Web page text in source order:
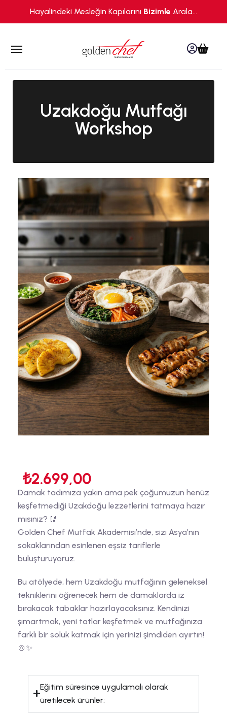
Hayalindeki Mesleğin Kapılarını Bizimle Arala...
Menüyü aç
Uzakdoğu Mutfağı
Workshop
₺2.699,00
Damak tadımıza yakın ama pek çoğumuzun henüz
keşfetmediği Uzakdoğu lezzetlerini tatmaya hazır
mısınız? 🥢
Golden Chef Mutfak Akademisi’nde, sizi Asya’nın
sokaklarından esinlenen eşsiz tariflerle
buluşturuyoruz.
Bu atölyede, hem Uzakdoğu mutfağının geleneksel
tekniklerini öğrenecek hem de damaklarda iz
bırakacak tabaklar hazırlayacaksınız. Kendinizi
şımartmak, yeni tatlar keşfetmek ve mutfağınıza
farklı bir soluk katmak için yerinizi şimdiden ayırtın!
🍲✨
Eğitim süresince uygulamalı olarak
üretilecek ürünler: